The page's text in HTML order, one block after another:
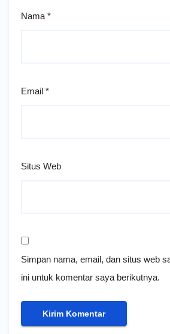
Nama *
Email *
Situs Web
Simpan nama, email, dan situs web
ini untuk komentar saya berikutnya.